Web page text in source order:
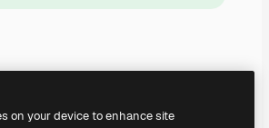
on your device to enhance site